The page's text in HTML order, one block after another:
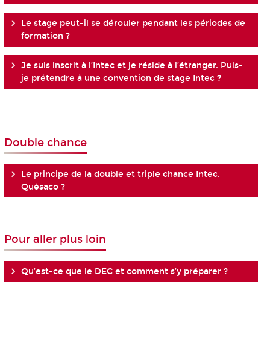
Le stage peut-il se dérouler pendant les périodes de
formation ?
Je suis inscrit à l’Intec et je réside à l’étranger. Puis-
je prétendre à une convention de stage Intec ?
Double chance
Le principe de la double et triple chance Intec.
Quèsaco ?
Pour aller plus loin
Qu’est-ce que le DEC et comment s’y préparer ?